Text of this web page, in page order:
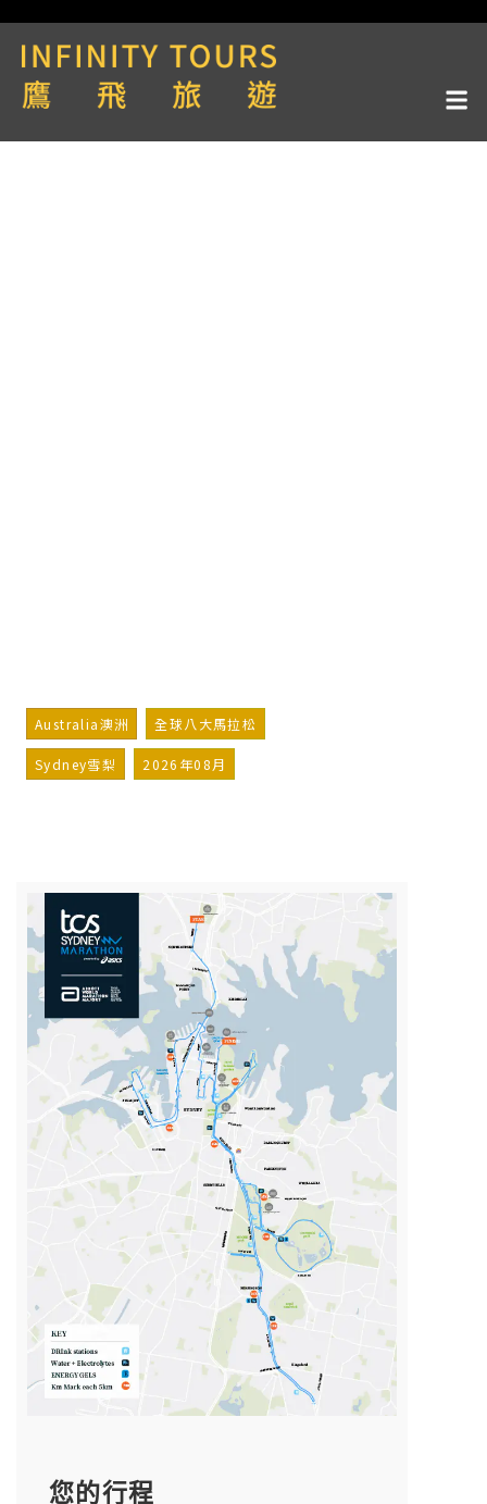
Australia澳洲 全球八大馬拉松
Sydney雪梨 2026年08月
您的行程